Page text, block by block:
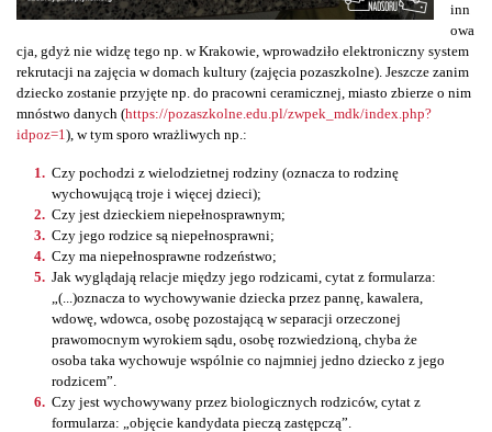
inn
owa
cja, gdyż nie widzę tego np. w Krakowie, wprowadziło elektroniczny system
rekrutacji na zajęcia w domach kultury (zajęcia pozaszkolne). Jeszcze zanim
dziecko zostanie przyjęte np. do pracowni ceramicznej, miasto zbierze o nim
mnóstwo danych (https://pozaszkolne.edu.pl/zwpek_mdk/index.php?
idpoz=1), w tym sporo wrażliwych np.:
Czy pochodzi z wielodzietnej rodziny (oznacza to rodzinę
wychowującą troje i więcej dzieci);
Czy jest dzieckiem niepełnosprawnym;
Czy jego rodzice są niepełnosprawni;
Czy ma niepełnosprawne rodzeństwo;
Jak wyglądają relacje między jego rodzicami, cytat z formularza:
„(...)oznacza to wychowywanie dziecka przez pannę, kawalera,
wdowę, wdowca, osobę pozostającą w separacji orzeczonej
prawomocnym wyrokiem sądu, osobę rozwiedzioną, chyba że
osoba taka wychowuje wspólnie co najmniej jedno dziecko z jego
rodzicem”.
Czy jest wychowywany przez biologicznych rodziców, cytat z
formularza: „objęcie kandydata pieczą zastępczą”.